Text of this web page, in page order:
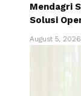
Mendagri
Solusi
August 5, 2026